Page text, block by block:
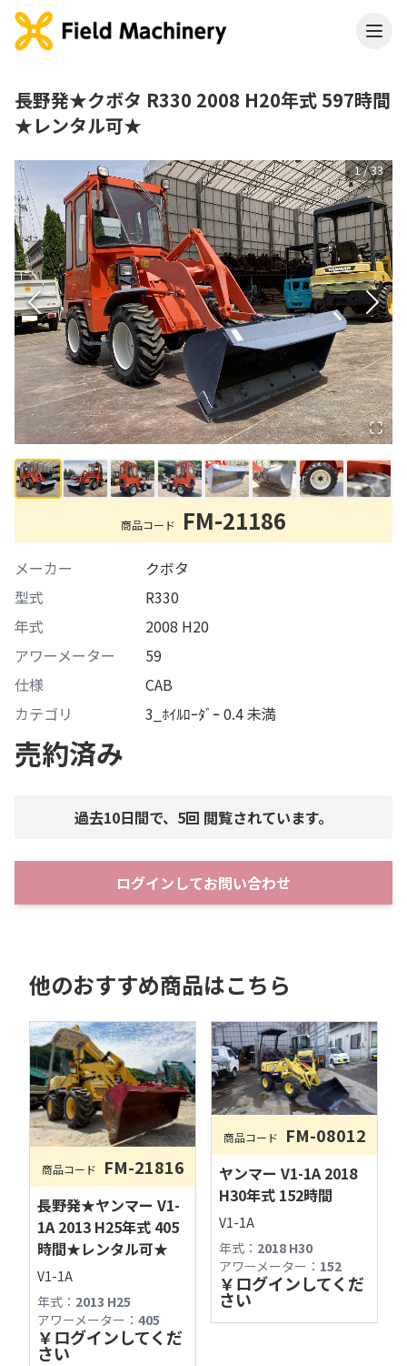
長野発★クボタ R330 2008 H20年式 597時間
★レンタル可★
1/33
商品コード FM-21186
メーカー
クボタ
型式
R330
年式
2008 H20
アワーメーター
59
仕様
CAB
カテゴリ
3_ﾎｲﾙﾛｰﾀﾞｰ 0.4 未満
売約済み
過去10日間で、 5回 閲覧されています。
ログインしてお問い合わせ
他のおすすめ商品はこちら
商品コード FM-21816
長野発★ヤンマー V1-
1A 2013 H25年式 405
時間★レンタル可★
V1-1A
年式： 2013 H25
アワーメーター： 405
￥ログインしてくだ
さい
商品コード FM-08012
ヤンマー V1-1A 2018
H30年式 152時間
V1-1A
年式： 2018 H30
アワーメーター： 152
￥ログインしてくだ
さい